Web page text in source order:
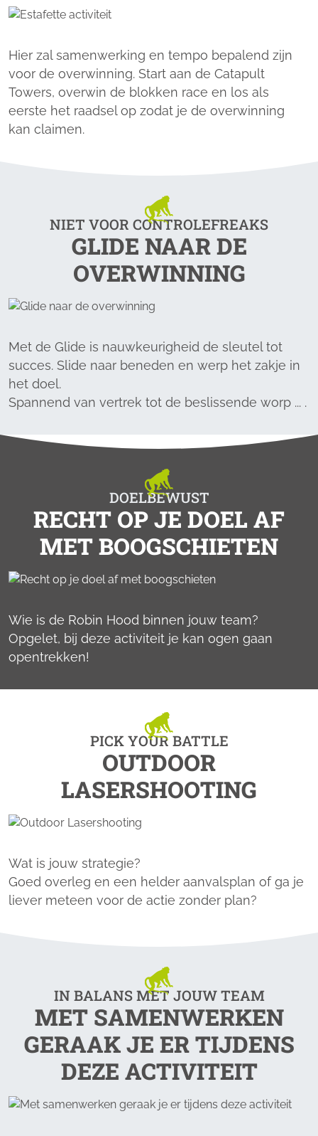
Hier zal samenwerking en tempo bepalend zijn
voor de overwinning. Start aan de Catapult
Towers, overwin de blokken race en los als
eerste het raadsel op zodat je de overwinning
kan claimen.
NIET VOOR CONTROLEFREAKS
GLIDE NAAR DE
OVERWINNING
Met de Glide is nauwkeurigheid de sleutel tot
succes. Slide naar beneden en werp het zakje in
het doel.
Spannend van vertrek tot de beslissende worp ... .
DOELBEWUST
RECHT OP JE DOEL AF
MET BOOGSCHIETEN
Wie is de Robin Hood binnen jouw team?
Opgelet, bij deze activiteit je kan ogen gaan
opentrekken!
PICK YOUR BATTLE
OUTDOOR
LASERSHOOTING
Wat is jouw strategie?
Goed overleg en een helder aanvalsplan of ga je
liever meteen voor de actie zonder plan?
IN BALANS MET JOUW TEAM
MET SAMENWERKEN
GERAAK JE ER TIJDENS
DEZE ACTIVITEIT